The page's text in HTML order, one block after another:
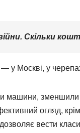
Скільки
— у Москві, у
машини, зменшили
огляд,
вести